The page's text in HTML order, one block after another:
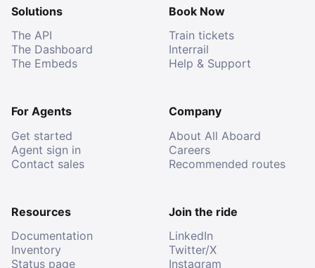
Solutions
The API
The Dashboard
The Embeds
Book Now
Train tickets
Interrail
Help & Support
For Agents
Get started
Agent sign in
Contact sales
Company
About All Aboard
Careers
Recommended routes
Resources
Documentation
Inventory
Status page
Join the ride
LinkedIn
Twitter/X
Instagram